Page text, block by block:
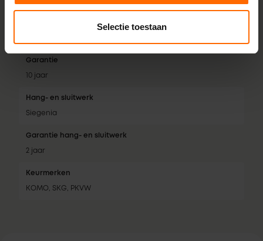
Selectie toestaan
Garantie
10 jaar
Hang- en sluitwerk
Siegenia
Garantie hang- en sluitwerk
2 jaar
Keurmerken
KOMO, SKG, PKVW